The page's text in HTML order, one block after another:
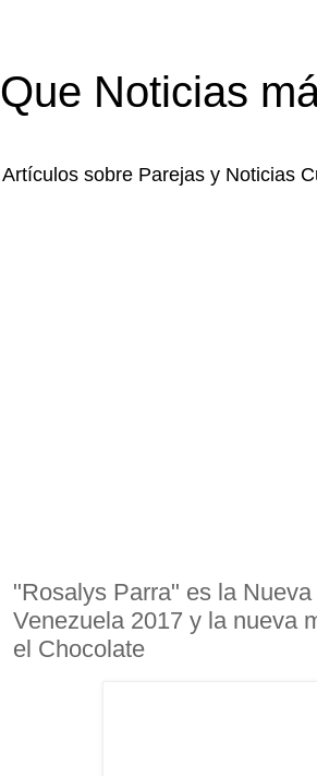
Que Noticias
Artículos sobre Parejas y Noticias
"Rosalys Parra" es la
Venezuela 2017 y la nueva
el Chocolate